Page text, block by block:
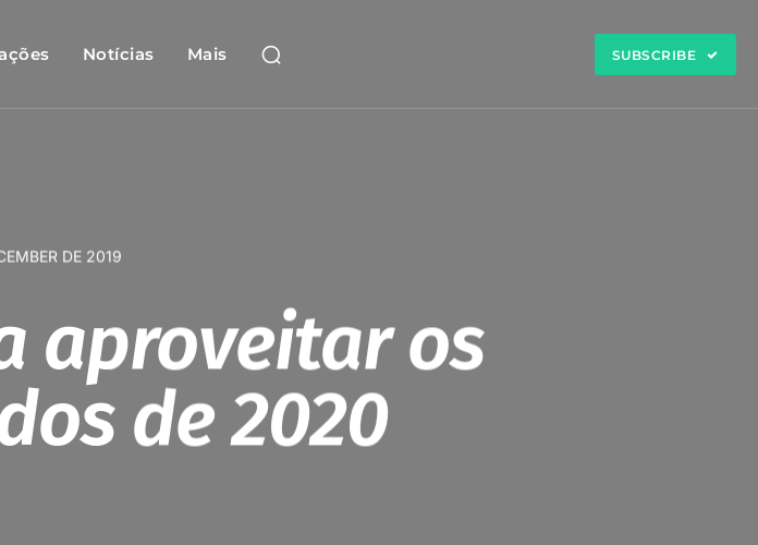
Notícias Mais SUBSCRIBE
DE 2019
aproveitar os
de 2020